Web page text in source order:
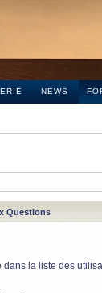
NEWS
Questions
la liste des